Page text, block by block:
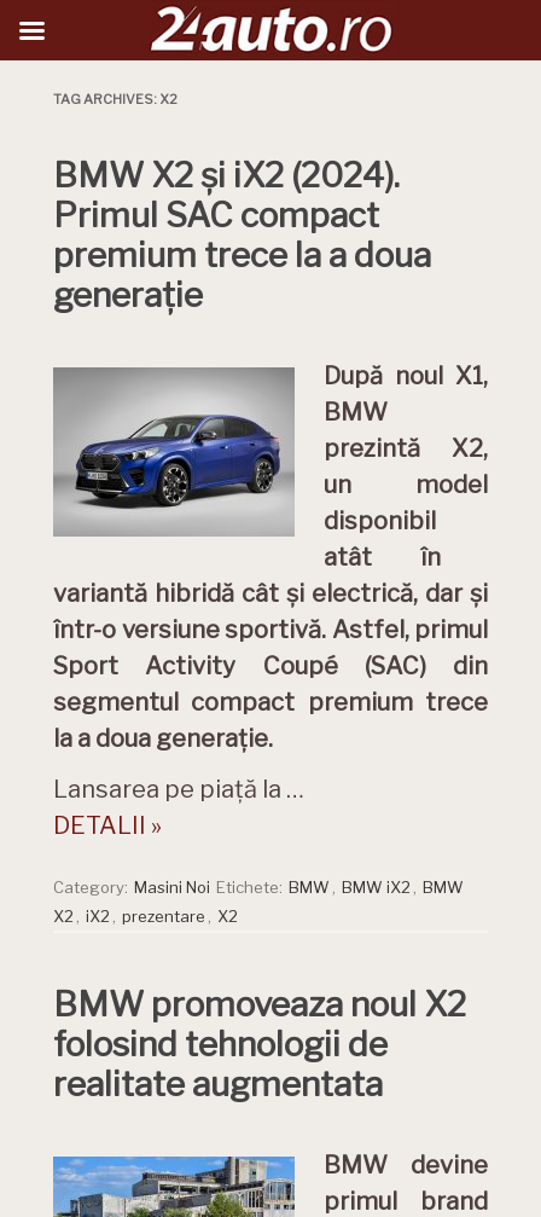
TAG ARCHIVES: X2
BMW X2 și iX2 (2024).
Primul SAC compact
premium trece la a doua
generație
După noul X1,
BMW
prezintă X2,
un model
disponibil
atât în ​​
variantă hibridă cât și electrică, dar și
într-o versiune sportivă. Astfel, primul
Sport Activity Coupé (SAC) din
segmentul compact premium trece
la a doua generație.
Lansarea pe piaţă la …
DETALII »
Category: Masini Noi Etichete: BMW BMW iX2
BMW
X2
iX2 prezentare X2
BMW promoveaza noul X2
folosind tehnologii de
realitate augmentata
BMW devine
primul brand